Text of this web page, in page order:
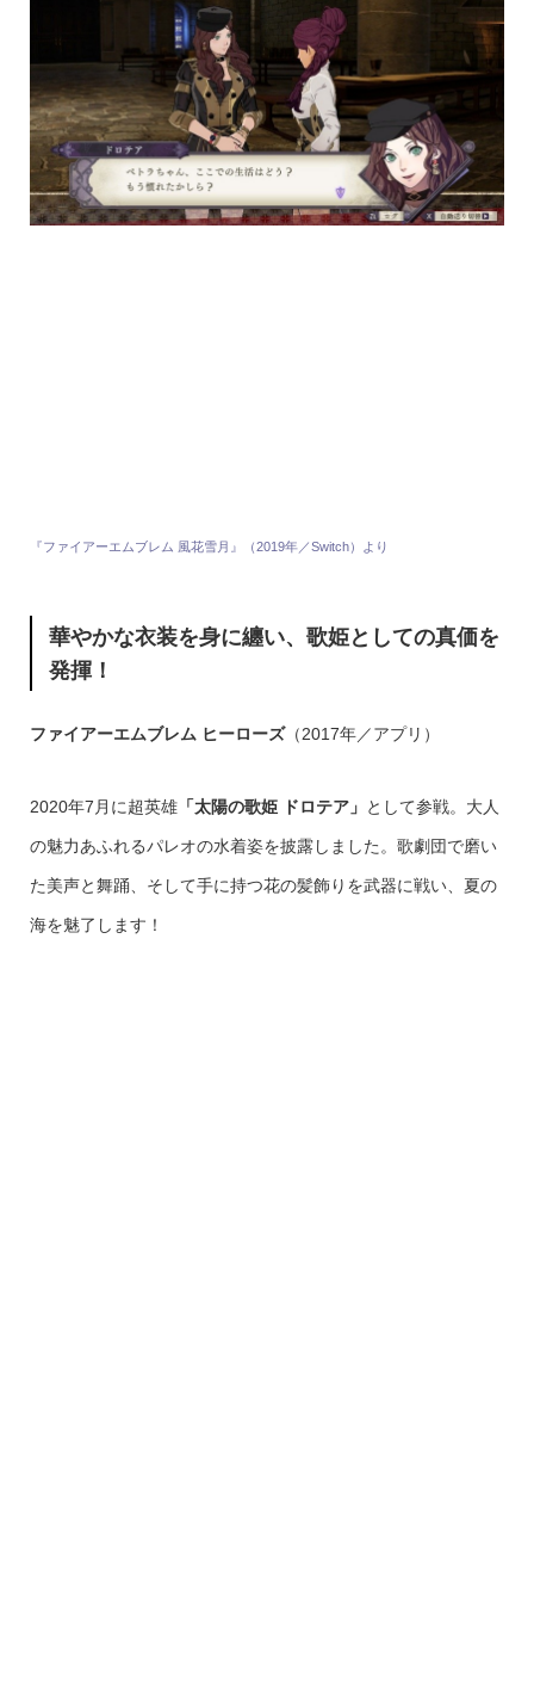
『ファイアーエムブレム 風花雪月』（2019年／Switch）より
華やかな衣装を身に纏い、歌姫としての真価を
発揮！
ファイアーエムブレム ヒーローズ（2017年／アプリ）
2020年7月に超英雄「太陽の歌姫 ドロテア」 として参戦。大人
の魅力あふれるパレオの水着姿を披露しました。歌劇団で磨い
た美声と舞踊、そして手に持つ花の髪飾りを武器に戦い、夏の
海を魅了します！